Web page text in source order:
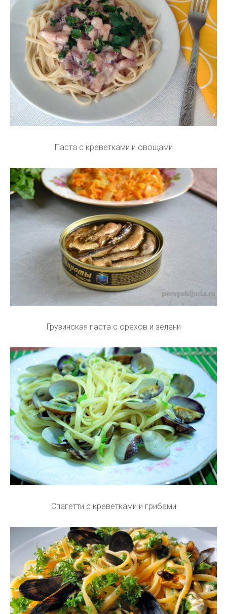
Паста с креветками и овощами
Грузинская паста с орехов и зелени
Спагетти с креветками и грибами